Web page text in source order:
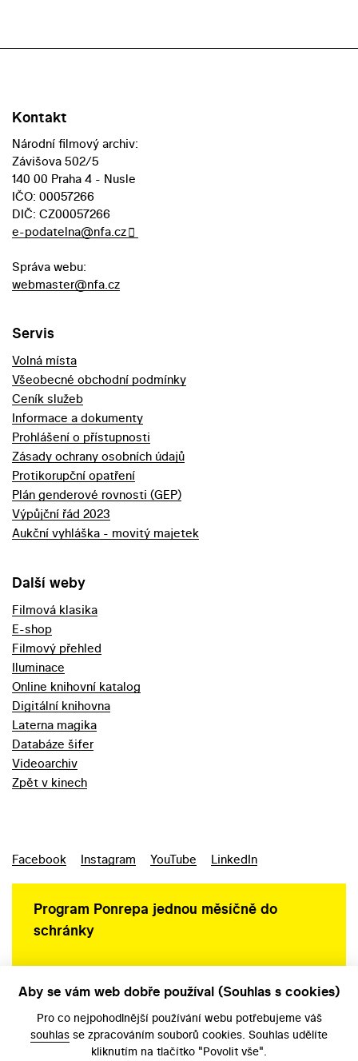
Kontakt
Národní filmový archiv:
Závišova 502/5
140 00 Praha 4 - Nusle
IČO: 00057266
DIČ: CZ00057266
e-podatelna@nfa.cz
Správa webu:
webmaster@nfa.cz
Servis
Volná místa
Všeobecné obchodní podmínky
Ceník služeb
Informace a dokumenty
Prohlášení o přístupnosti
Zásady ochrany osobních údajů
Protikorupční opatření
Plán genderové rovnosti (GEP)
Výpůjční řád 2023
Aukční vyhláška - movitý majetek
Další weby
Filmová klasika
E-shop
Filmový přehled
Iluminace
Online knihovní katalog
Digitální knihovna
Laterna magika
Databáze šifer
Videoarchiv
Zpět v kinech
Facebook Instagram YouTube LinkedIn
Program Ponrepa jednou měsíčně do
schránky
Aby se vám web dobře používal (Souhlas s cookies)
Pro co nejpohodlnější používání webu potřebujeme váš
souhlas se zpracováním souborů cookies. Souhlas udělíte
kliknutím na tlačítko "Povolit vše".